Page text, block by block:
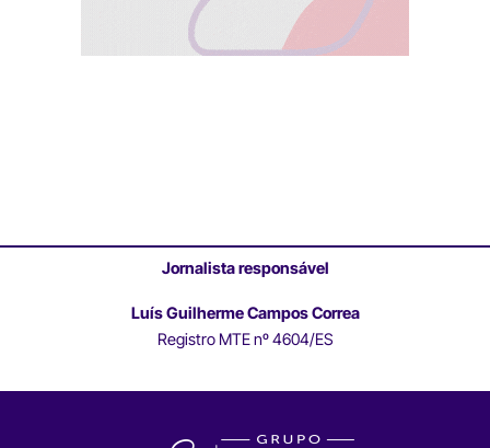
Jornalista responsável
Luís Guilherme Campos Correa
Registro MTE nº 4604/ES